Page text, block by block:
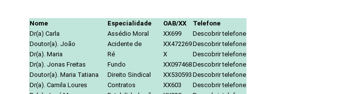
Nome Especialidade OAB/XX
Telefone
Dr(a) Carla
Assédio Moral XX699
Descobrir telefone
Doutor(a). João
Acidente de XX472269Descobrir telefone
Dr(a). Maria
Ré X
Descobrir telefone
Dr(a). Jonas Freitas
Fundo XX097468Descobrir telefone
Doutor(a). Maria Tatiana
Direito Sindical XX530593 Descobrir telefone
Dr(a). Camila Loures
Contratos XX603
Descobrir telefone